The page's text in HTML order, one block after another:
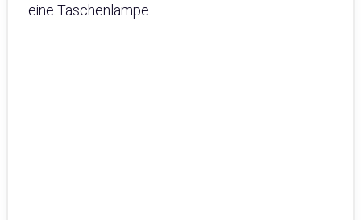
eine Taschenlampe.